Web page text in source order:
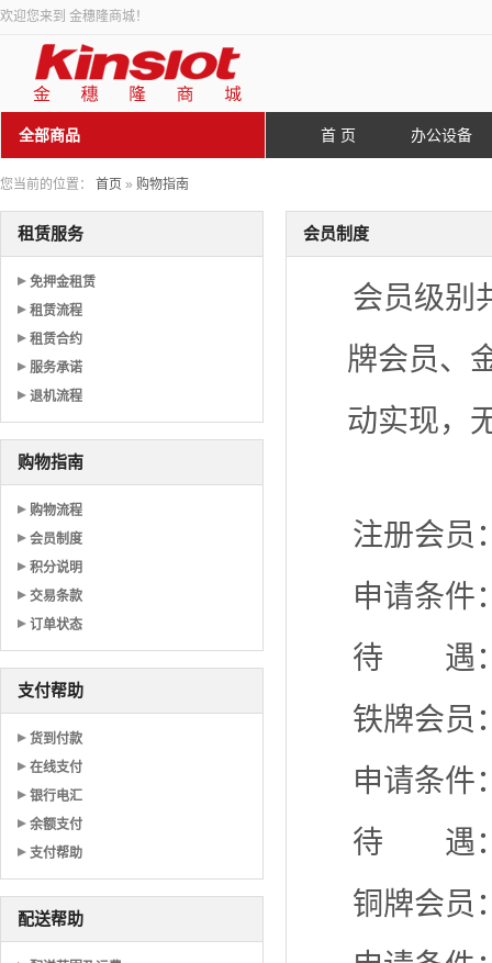
欢迎您来到 金穗隆商城！
全部商品 首 页 办公设备
您当前的位置： 首页 » 购物指南
会员制度
会员级别
牌会员、
动实现，
注册会员
申请条件
待 遇：
铁牌会员
申请条件
待 遇：
铜牌会员
租赁服务
免押金租赁
租赁流程
租赁合约
服务承诺
退机流程
购物指南
购物流程
会员制度
积分说明
交易条款
订单状态
支付帮助
货到付款
在线支付
银行电汇
余额支付
支付帮助
配送帮助